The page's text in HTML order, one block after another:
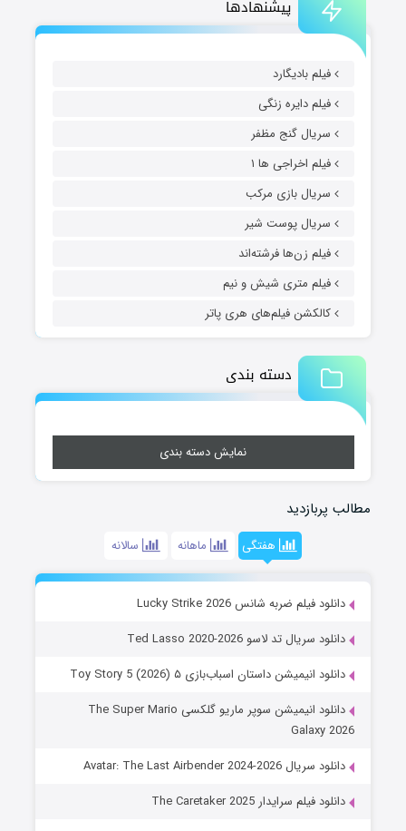
پیشنهادها
فیلم بادیگارد
فیلم دایره زنگی
سریال گنج مظفر
فیلم اخراجی ها ۱
سریال بازی مرکب
سریال پوست شیر
فیلم زن‌ها فرشته‌اند
فیلم متری شیش و نیم
کالکشن فیلم‌های هری پاتر
دسته بندی
نمایش دسته بندی
مطالب پربازدید
هفتگی ماهانه سالانه
دانلود فیلم ضربه شانس Lucky Strike 2026
دانلود سریال تد لاسو Ted Lasso 2020-2026
دانلود انیمیشن داستان اسباب‌بازی ۵ Toy Story 5 (2026)
دانلود انیمیشن سوپر ماریو گلکسی The Super Mario
Galaxy 2026
دانلود سریال Avatar: The Last Airbender 2024-2026
دانلود فیلم سرایدار The Caretaker 2025